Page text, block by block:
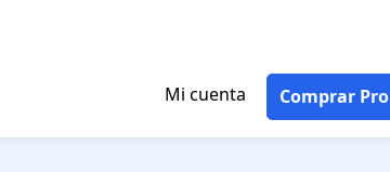
Mi cuenta Comprar Pro